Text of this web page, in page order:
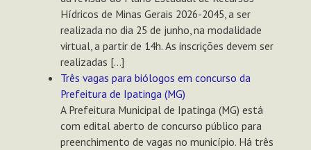
Hídricos de Minas Gerais 2026-2045, a ser
realizada no dia 25 de junho, na modalidade
virtual, a partir de 14h. As inscrições devem ser
realizadas […]
Três vagas para biólogos em concurso da
Prefeitura de Ipatinga (MG)
A Prefeitura Municipal de Ipatinga (MG) está
com edital aberto de concurso público para
preenchimento de vagas no município. Há três